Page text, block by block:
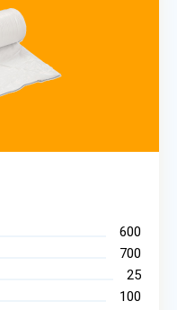
600
700
25
100